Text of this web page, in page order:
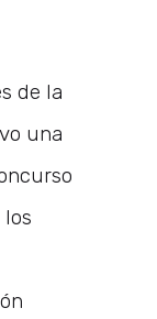
de la
una